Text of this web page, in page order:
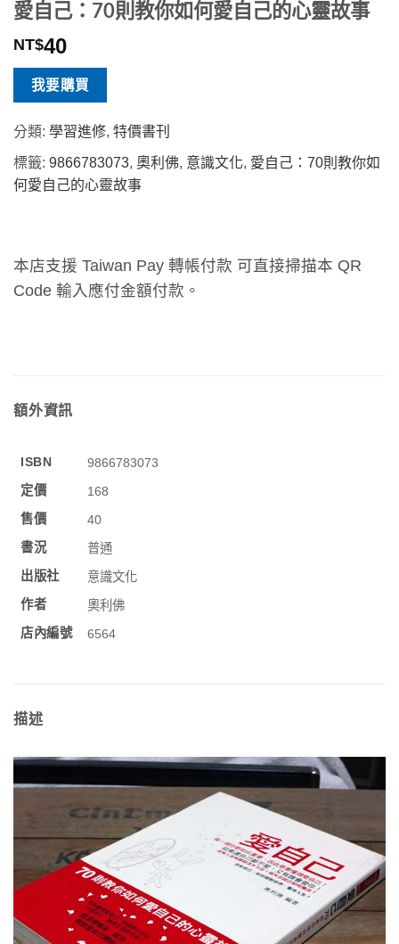
愛自己：70則教你如何愛自己的心靈故事
NT$40
我要購買
分類: 學習進修, 特價書刊
標籤: 9866783073, 奧利佛, 意識文化, 愛自己：70則教你如
何愛自己的心靈故事
本店支援 Taiwan Pay 轉帳付款 可直接掃描本 QR
Code 輸入應付金額付款。
額外資訊
ISBN
9866783073
定價
168
售價
40
書況
普通
出版社
意識文化
作者
奧利佛
店內編號
6564
描述